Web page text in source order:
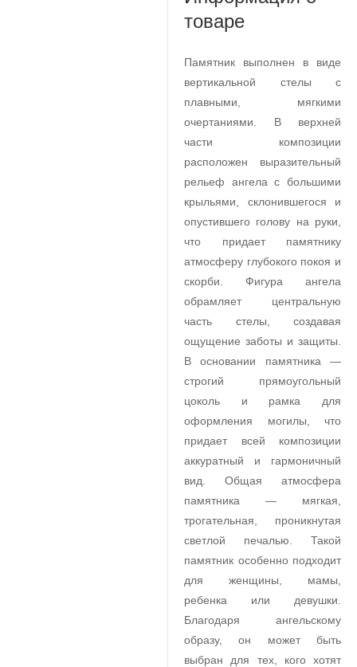
товаре
Памятник выполнен в виде
вертикальной стелы с
плавными, мягкими
очертаниями. В верхней
части композиции
расположен выразительный
рельеф ангела с большими
крыльями, склонившегося и
опустившего голову на руки,
что придает памятнику
атмосферу глубокого покоя и
скорби. Фигура ангела
обрамляет центральную
часть стелы, создавая
ощущение заботы и защиты.
В основании памятника —
строгий прямоугольный
цоколь и рамка для
оформления могилы, что
придает всей композиции
аккуратный и гармоничный
вид. Общая атмосфера
памятника — мягкая,
трогательная, проникнутая
светлой печалью. Такой
памятник особенно подходит
для женщины, мамы,
ребенка или девушки.
Благодаря ангельскому
образу, он может быть
выбран для тех, кого хотят